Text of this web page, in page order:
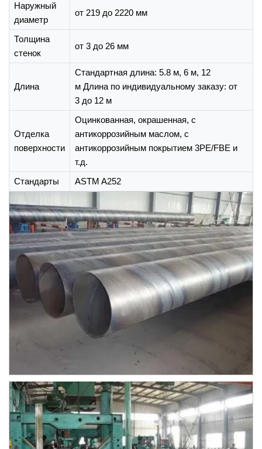
Наружный
диаметр
от 219 до 2220 мм
Толщина
стенок
от 3 до 26 мм
Длина
Стандартная длина: 5.8 м, 6 м, 12
м Длина по индивидуальному заказу: от
3 до 12 м
Отделка
поверхности
Оцинкованная, окрашенная, с
антикоррозийным маслом, с
антикоррозийным покрытием 3PE/FBE и
т.д.
Стандарты
ASTM A252